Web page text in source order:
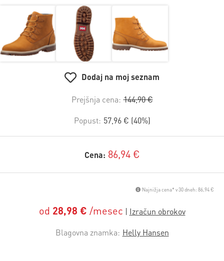
Dodaj na moj seznam
Prejšnja cena: 144,90 €
Popust: 57,96 € (40%)
Cena: 86,94 €
Najnižja cena* v 30 dneh: 86,94 €
od 28,98 € /mesec
Blagovna znamka: Helly Hansen